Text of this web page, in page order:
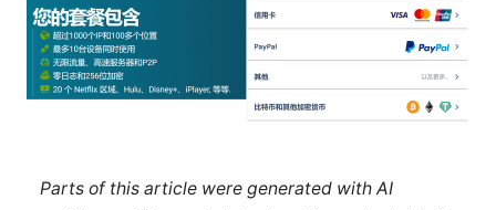
Parts of this article were generated with AI